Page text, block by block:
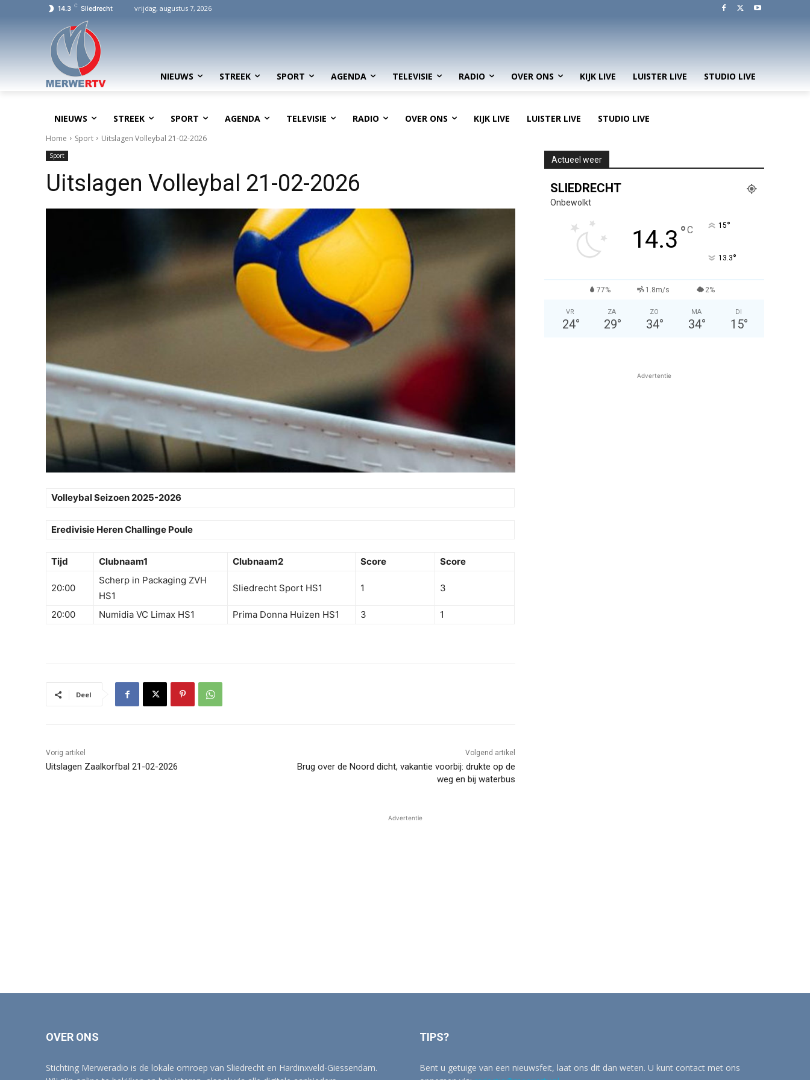
14.3 C Sliedrecht vrijdag, augustus 7, 2026
NIEUWS STREEK SPORT AGENDA TELEVISIE RADIO OVER ONS KIJK LIVE LUISTER LIVE STUDIO LIVE
NIEUWS STREEK SPORT AGENDA TELEVISIE RADIO OVER ONS KIJK LIVE LUISTER LIVE STUDIO LIVE
Home Sport Uitslagen Volleybal 21-02-2026
Sport
Uitslagen Volleybal 21-02-2026
Volleybal Seizoen 2025-2026
Eredivisie Heren Challinge Poule
Tijd Clubnaam1 Clubnaam2 Score Score
20:00
Scherp in Packaging ZVH
HS1
Sliedrecht Sport HS1 1 3
20:00 Numidia VC Limax HS1 Prima Donna Huizen HS1 3 1
Deel
Vorig artikel
Uitslagen Zaalkorfbal 21-02-2026
Volgend artikel
Brug over de Noord dicht, vakantie voorbij: drukte op de
weg en bij waterbus
Actueel weer
SLIEDRECHT
Onbewolkt
14.3 °C 15°
13.3°
77% 1.8m/s 2%
VR
24°
ZA
29°
ZO
34°
MA
34°
DI
15°
Advertentie
Advertentie
OVER ONS
Stichting Merweradio is de lokale omroep van Sliedrecht en Hardinxveld-Giessendam.
TIPS?
Bent u getuige van een nieuwsfeit, laat ons dit dan weten. U kunt contact met ons